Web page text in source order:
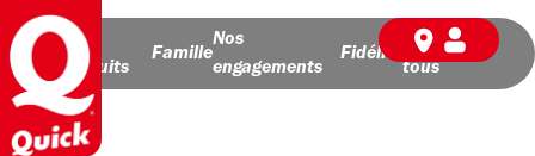
Nos
produits
Famille
Nos
engagements
Fidélité
BD pour
tous